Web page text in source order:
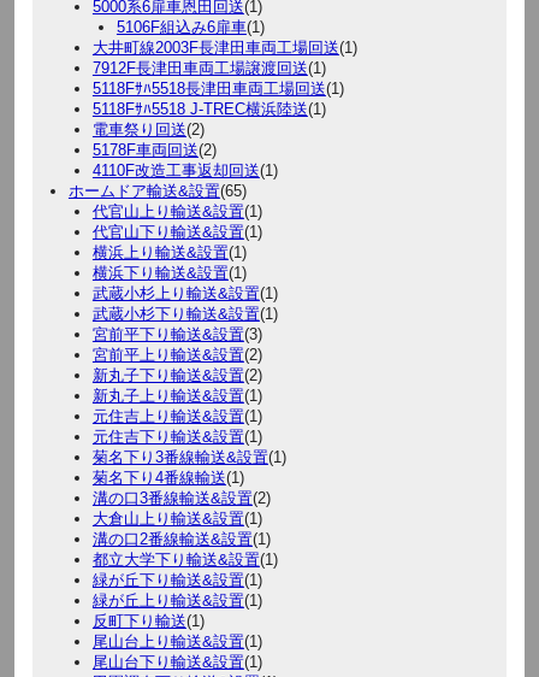
5000系6扉車恩田回送(1)
5106F組込み6扉車(1)
大井町線2003F長津田車両工場回送(1)
7912F長津田車両工場譲渡回送(1)
5118Fｻﾊ5518長津田車両工場回送(1)
5118Fｻﾊ5518 J-TREC横浜陸送(1)
電車祭り回送(2)
5178F車両回送(2)
4110F改造工事返却回送(1)
ホームドア輸送&設置(65)
代官山上り輸送&設置(1)
代官山下り輸送&設置(1)
横浜上り輸送&設置(1)
横浜下り輸送&設置(1)
武蔵小杉上り輸送&設置(1)
武蔵小杉下り輸送&設置(1)
宮前平下り輸送&設置(3)
宮前平上り輸送&設置(2)
新丸子下り輸送&設置(2)
新丸子上り輸送&設置(1)
元住吉上り輸送&設置(1)
元住吉下り輸送&設置(1)
菊名下り3番線輸送&設置(1)
菊名下り4番線輸送(1)
溝の口3番線輸送&設置(2)
大倉山上り輸送&設置(1)
溝の口2番線輸送&設置(1)
都立大学下り輸送&設置(1)
緑が丘下り輸送&設置(1)
緑が丘上り輸送&設置(1)
反町下り輸送(1)
尾山台上り輸送&設置(1)
尾山台下り輸送&設置(1)